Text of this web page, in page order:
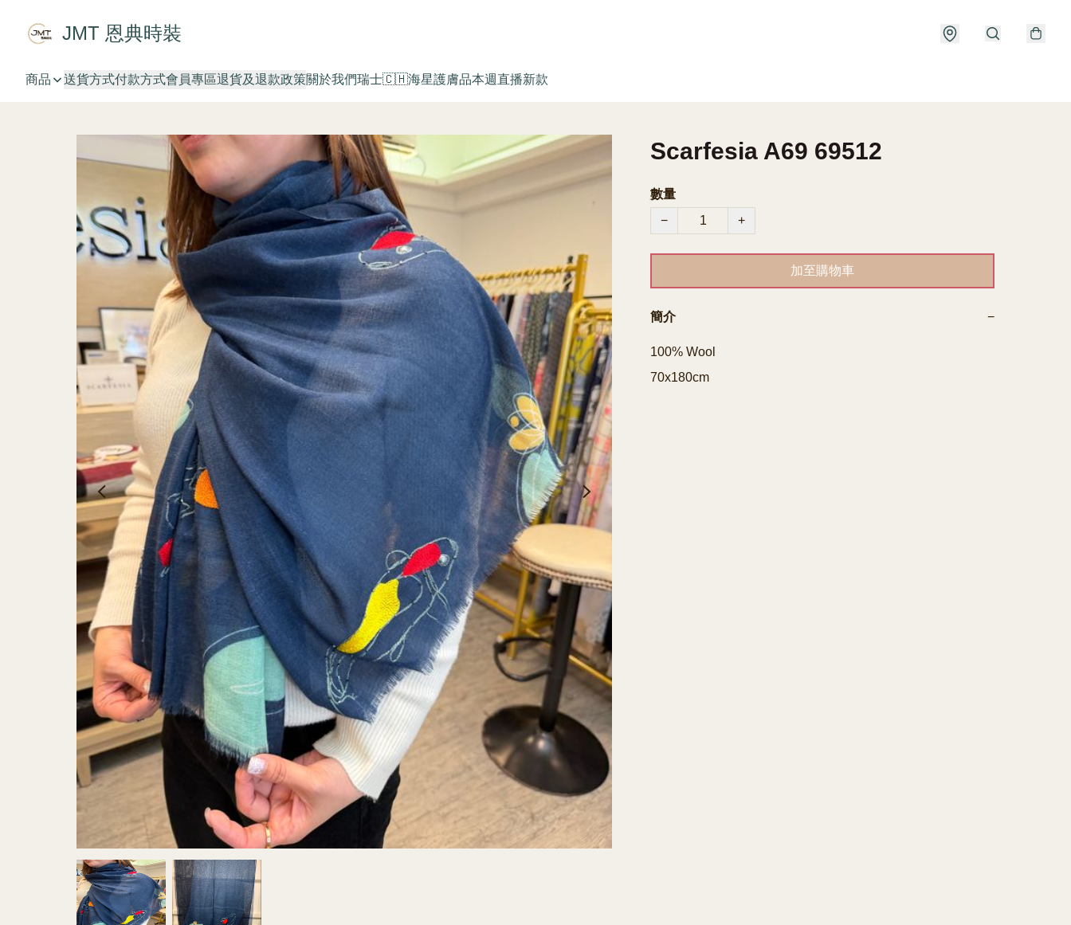
JMT 恩典時裝
商品 送貨方式付款方式會員專區退貨及退款政策關於我們瑞士🇨🇭海星護膚品本週直播新款
Scarfesia A69 69512
數量
−
+
加至購物車
簡介 −
100% Wool
70x180cm